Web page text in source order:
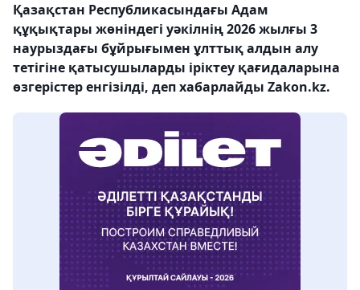
Қазақстан Республикасындағы Адам
құқықтары жөніндегі уәкілнің 2026 жылғы 3
наурыздағы бұйрығымен ұлттық алдын алу
тетігіне қатысушыларды іріктеу қағидаларына
өзгерістер енгізілді, деп хабарлайды Zakon.kz.